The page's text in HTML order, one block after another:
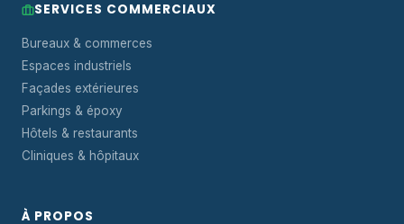
SERVICES COMMERCIAUX
Bureaux & commerces
Espaces industriels
Façades extérieures
Parkings & époxy
Hôtels & restaurants
Cliniques & hôpitaux
À PROPOS